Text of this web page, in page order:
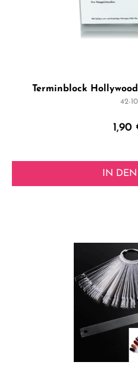
Terminblock
42-
1,90
IN DEN